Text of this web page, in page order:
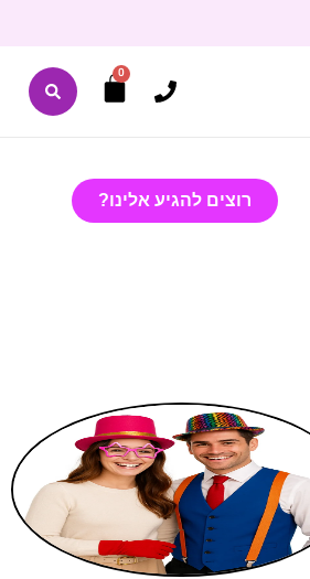
0
רוצים להגיע אלינו?